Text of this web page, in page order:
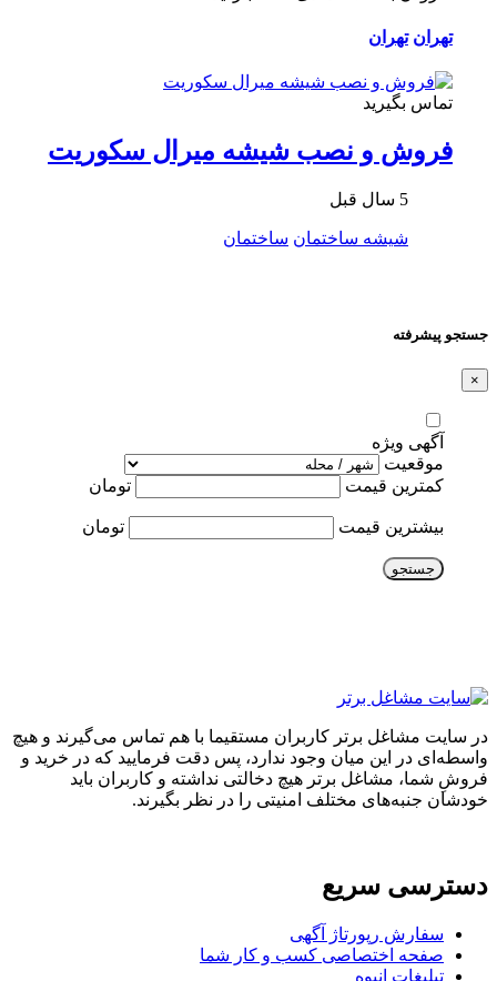
تهران تهران
تماس بگیرید
فروش و نصب شیشه میرال سکوریت
5 سال قبل
شیشه ساختمان ساختمان
جستجو پیشرفته
×
آگهی ویژه
موقعیت
کمترین قیمت
تومان
بیشترین قیمت تومان
جستجو
در سایت مشاغل برتر کاربران مستقیما با هم تماس می‌گیرند و هیچ
واسطه‌ای در این میان وجود ندارد، پس دقت فرمایید که در خرید و
فروشِ شما، مشاغل برتر هیچ دخالتی نداشته و کاربران باید
خودشان جنبه‌های مختلف امنیتی را در نظر بگیرند.
دسترسی سریع
سفارش رپورتاژ آگهی
صفحه اختصاصی کسب و کار شما
تبلیغات انبوه